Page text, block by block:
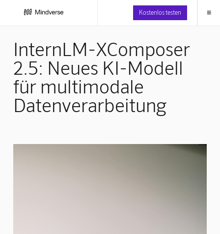
Kostenlos testen ≡
InternLM-XComposer
2.5: Neues KI-Modell
für multimodale
Datenverarbeitung